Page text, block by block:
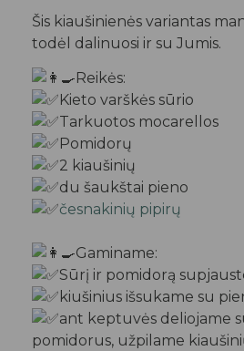
Šis kiaušinienės variantas
todėl dalinuosi ir su Jumis.
Reikės:
Kieto varškės sūrio
Tarkuotos mocarellos
Pomidorų
2 kiaušinių
du šaukštai pieno
česnakinių pipirų
Gaminame:
Sūrį ir pomidorą
kiušinius išsukame su
ant keptuvės deliojame
pomidorus, užpilame